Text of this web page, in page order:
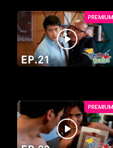
PREMIUM
PREMIUM